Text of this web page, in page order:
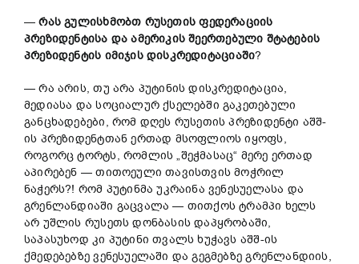
—რას გულისხმობთ რუსეთის ფედერაციის
პრეზიდენტისა და ამერიკის შეერთებული შტატების
პრეზიდენტის იმიჯის დისკრედიტაციაში?
— რა არის, თუ არა პუტინის დისკრედიტაცია,
მედიასა და სოციალურ ქსელებში გაკეთებული
განცხადებები, რომ დღეს რუსეთის პრეზიდენტი აშშ-
ის პრეზიდენტთან ერთად მსოფლიოს იყოფს,
როგორც ტორტს, რომლის „შეჭმასაც“ მერე ერთად
აპირებენ — თითოეული თავისთვის მოჭრილ
ნაჭერს?! რომ პუტინმა უკრაინა ვენესუელასა და
გრენლანდიაში გაცვალა — თითქოს ტრამპი ხელს
არ უშლის რუსეთს დონბასის დაპყრობაში,
საპასუხოდ კი პუტინი თვალს ხუჭავს აშშ-ის
ქმედებებზე ვენესუელაში და გეგმებზე გრენლანდიის,